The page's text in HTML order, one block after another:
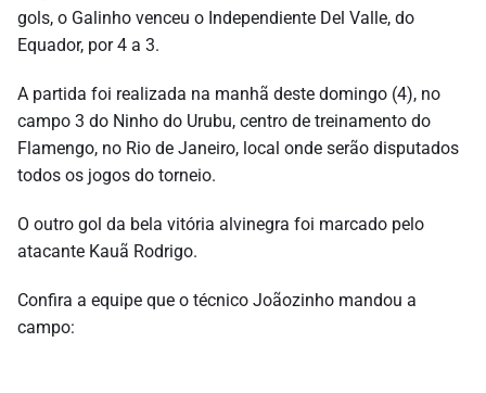
gols, o Galinho venceu o Independiente Del Valle, do
Equador, por 4 a 3.
A partida foi realizada na manhã deste domingo (4), no
campo 3 do Ninho do Urubu, centro de treinamento do
Flamengo, no Rio de Janeiro, local onde serão disputados
todos os jogos do torneio.
O outro gol da bela vitória alvinegra foi marcado pelo
atacante Kauã Rodrigo.
Confira a equipe que o técnico Joãozinho mandou a
campo: